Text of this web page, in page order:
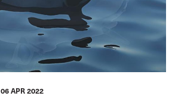
06 APR 2022